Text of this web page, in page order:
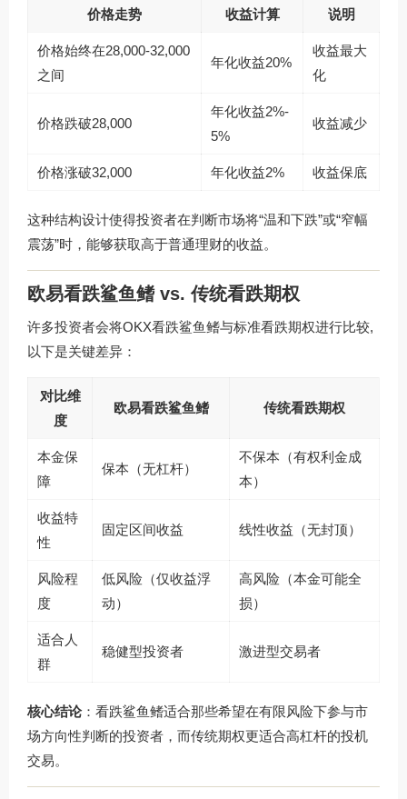
价格走势 收益计算 说明
价格始终在28,000-32,000
之间
年化收益20%
收益最大
化
价格跌破28,000
年化收益2%-
5%
收益减少
价格涨破32,000 年化收益2% 收益保底
这种结构设计使得投资者在判断市场将“温和下跌”或“窄幅
震荡”时，能够获取高于普通理财的收益。
欧易看跌鲨鱼鳍 vs. 传统看跌期权
许多投资者会将OKX看跌鲨鱼鳍与标准看跌期权进行比较,
以下是关键差异：
对比维
度
欧易看跌鲨鱼鳍 传统看跌期权
本金保
障
保本（无杠杆）
不保本（有权利金成
本）
收益特
性
固定区间收益 线性收益（无封顶）
风险程
度
低风险（仅收益浮
动）
高风险（本金可能全
损）
适合人
群
稳健型投资者 激进型交易者
核心结论：看跌鲨鱼鳍适合那些希望在有限风险下参与市
场方向性判断的投资者，而传统期权更适合高杠杆的投机
交易。